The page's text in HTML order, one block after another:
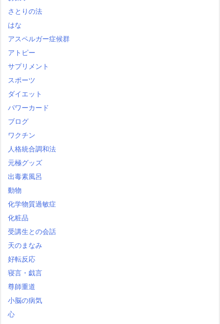
さとりの法
はな
アスペルガー症候群
アトピー
サプリメント
スポーツ
ダイエット
パワーカード
ブログ
ワクチン
人格統合調和法
元極グッズ
出毒素風呂
動物
化学物質過敏症
化粧品
受講生との会話
天のまなみ
好転反応
寝言・戯言
尊師重道
小脳の病気
心